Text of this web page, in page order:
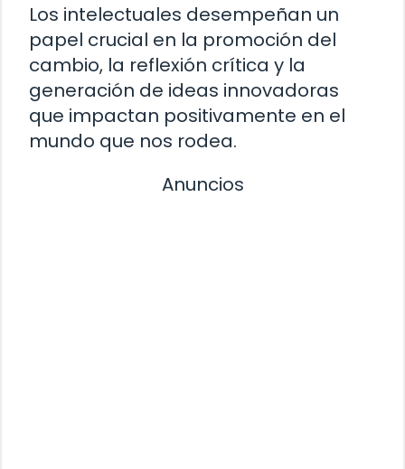
Los intelectuales desempeñan un
papel crucial en la promoción del
cambio, la reflexión crítica y la
generación de ideas innovadoras
que impactan positivamente en el
mundo que nos rodea.
Anuncios